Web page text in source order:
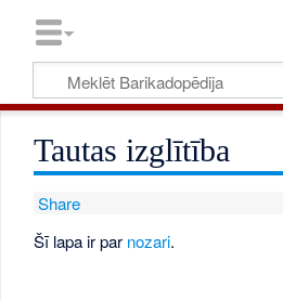
Tautas izglītība
Share
Šī lapa ir par nozari.